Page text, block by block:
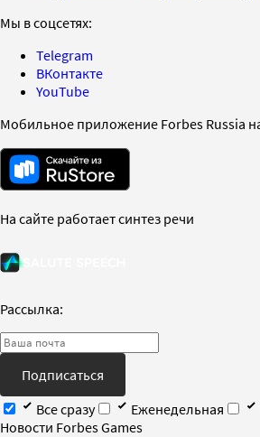
Мы в соцсетях:
Telegram
ВКонтакте
YouTube
Мобильное приложение Forbes Russia
На сайте работает синтез речи
Рассылка:
Подписаться
Все сразу
Еженедельная
Новости Forbes Games